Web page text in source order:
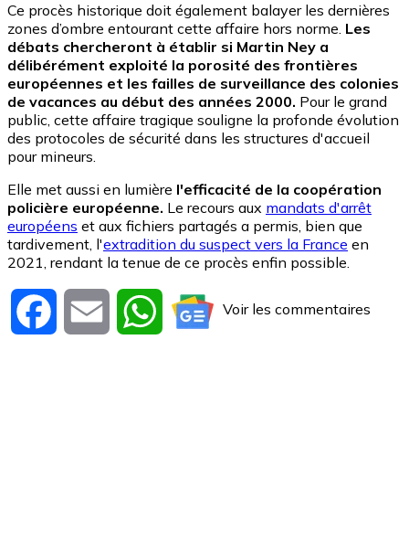
Ce procès historique doit également balayer les dernières
zones d’ombre entourant cette affaire hors norme. Les
débats chercheront à établir si Martin Ney a
délibérément exploité la porosité des frontières
européennes et les failles de surveillance des colonies
de vacances au début des années 2000. Pour le grand
public, cette affaire tragique souligne la profonde évolution
des protocoles de sécurité dans les structures d'accueil
pour mineurs.
Elle met aussi en lumière l'efficacité de la coopération
policière européenne. Le recours aux mandats d'arrêt
européens et aux fichiers partagés a permis, bien que
tardivement, l'extradition du suspect vers la France en
2021, rendant la tenue de ce procès enfin possible.
Facebook Email WhatsAppVoir les commentaires